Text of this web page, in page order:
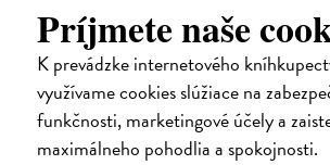
Príjmete naše
K prevádzke internetového
využívame cookies slúžiace na
funkčnosti, marketingové účely a
maximálneho pohodlia a spokojnosti.
Hjorth Michael, Rosenfeldt Hans
|
Co když je spravedlnost slepá a vrahové zůstávají
musí přijít někdo, kdo je nenechá uniknout bez
Na stiahnutie akoMP3
17,96 €